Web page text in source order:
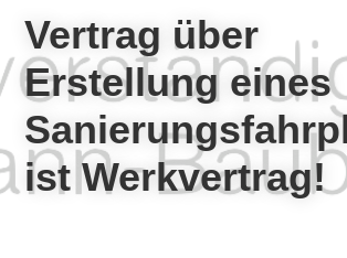
Vertrag über
Erstellung eines
ist Werkvertrag!